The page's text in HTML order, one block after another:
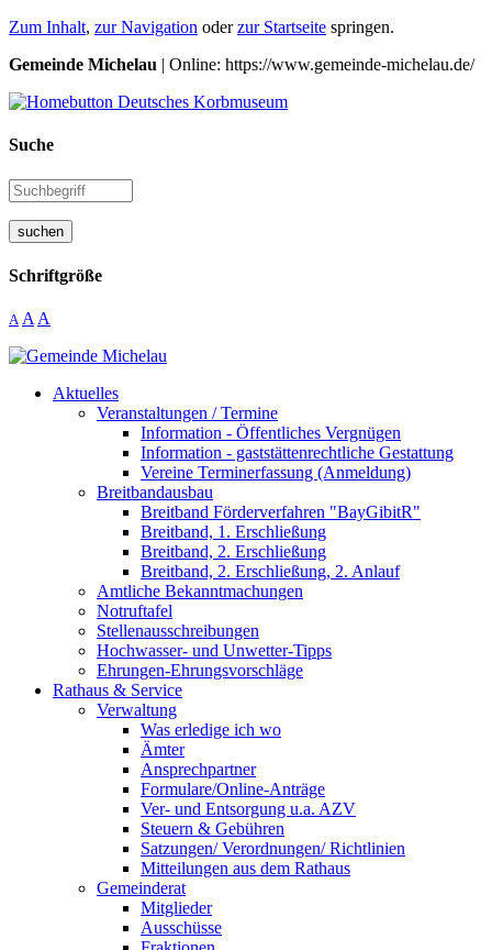
Zum Inhalt, zur Navigation oderzur Startseite springen.
Gemeinde Michelau | Online: https://www.gemeinde-michelau.de/
Suche
suchen
Schriftgröße
A A A
Aktuelles
Veranstaltungen / Termine
Information - Öffentliches Vergnügen
Information - gaststättenrechtliche Gestattung
Vereine Terminerfassung (Anmeldung)
Breitbandausbau
Breitband Förderverfahren "BayGibitR"
Breitband, 1. Erschließung
Breitband, 2. Erschließung
Breitband, 2. Erschließung, 2. Anlauf
Amtliche Bekanntmachungen
Notruftafel
Stellenausschreibungen
Hochwasser- und Unwetter-Tipps
Ehrungen-Ehrungsvorschläge
Rathaus & Service
Verwaltung
Was erledige ich wo
Ämter
Ansprechpartner
Formulare/Online-Anträge
Ver- und Entsorgung u.a. AZV
Steuern & Gebühren
Satzungen/ Verordnungen/ Richtlinien
Mitteilungen aus dem Rathaus
Gemeinderat
Mitglieder
Ausschüsse